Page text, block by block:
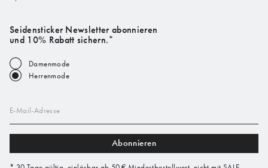
Seidensticker Newsletter abonnieren
und 10% Rabatt sichern.*
Damenmode
Herrenmode
E-Mail-Adresse
Abonnieren